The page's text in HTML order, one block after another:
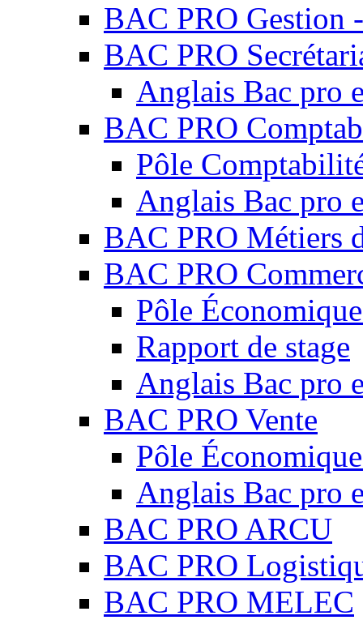
BAC PRO Gestion
BAC PRO
Anglais Bac pro
BAC PRO
Pôle
Anglais Bac pro
BAC PRO Métiers
BAC PRO
Pôle
Rapport de stage
Anglais Bac pro
BAC PRO Vente
Pôle
Anglais Bac pro
BAC PRO ARCU
BAC PRO
BAC PRO MELEC